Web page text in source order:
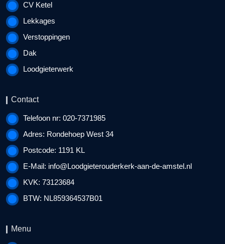
CV Ketel
Lekkages
Verstoppingen
Dak
Loodgieterwerk
Contact
Telefoon nr: 020-7371985
Adres: Rondehoep West 34
Postcode: 1191 KL
E-Mail: info@Loodgieterouderkerk-aan-de-amstel.nl
KVK: 73123684
BTW: NL859364537B01
Menu